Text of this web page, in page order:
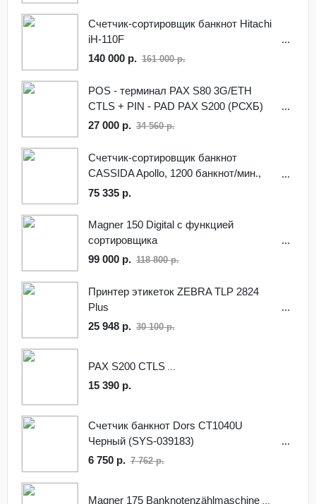
Счетчик-сортировщик банкнот Hitachi
iH-110F
140 000 р. 161 000 р.
POS - терминал PAX S80 3G/ETH
CTLS + PIN - PAD PAX S200 (РСХБ)
27 000 р. 34 560 р.
Счетчик-сортировщик банкнот
CASSIDA Apollo, 1200 банкнот/мин.,
ИК-, УФ-, магнитная детекция, 3238
75 335 р.
Magner 150 Digital с функцией
сортировщика
99 000 р. 118 800 р.
Принтер этикеток ZEBRA TLP 2824
Plus
25 948 р. 30 100 р.
PAX S200 CTLS
15 390 р.
Счетчик банкнот Dors CT1040U
Черный (SYS-039183)
6 750 р. 7 762 р.
Magner 175 Banknotenzählmaschine